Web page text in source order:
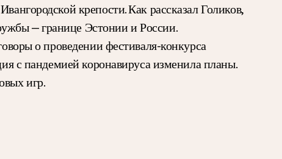
крепости. Как рассказал Голиков,
— границе Эстонии и России.
о проведении фестиваля-конкурса
с пандемией коронавируса изменила планы.
игр.